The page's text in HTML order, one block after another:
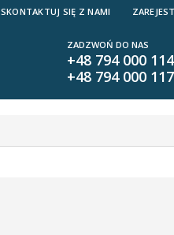
SKONTAKTUJ SIĘ Z NAMI
ZADZWOŃ DO NAS
+48 794 000 114
+48 794 000 117